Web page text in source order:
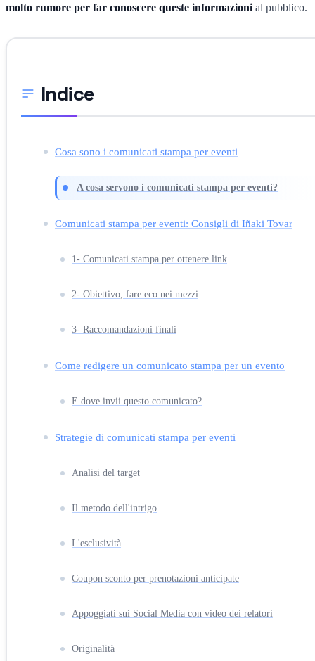
molto rumore per far conoscere queste informazioni al pubblico.
Indice
Cosa sono i comunicati stampa per eventi
A cosa servono i comunicati stampa per eventi?
Comunicati stampa per eventi: Consigli di Iñaki Tovar
1- Comunicati stampa per ottenere link
2- Obiettivo, fare eco nei mezzi
3- Raccomandazioni finali
Come redigere un comunicato stampa per un evento
E dove invii questo comunicato?
Strategie di comunicati stampa per eventi
Analisi del target
Il metodo dell'intrigo
L'esclusività
Coupon sconto per prenotazioni anticipate
Appoggiati sui Social Media con video dei relatori
Originalità